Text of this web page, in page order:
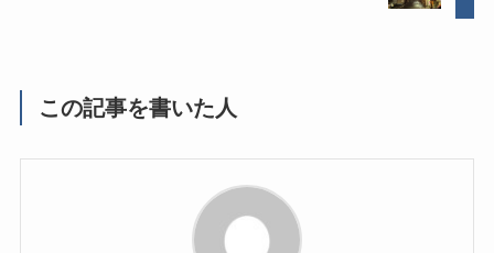
この記事を書いた人